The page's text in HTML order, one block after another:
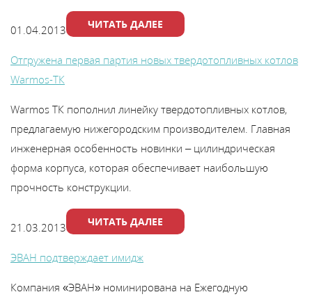
монтажника
Сотрудничество
Информация
В
т
01.04.2013 ЧИТАТЬ ДАЛЕЕ
Отгружена первая партия новых твердотопливных котлов
Warmos-TК
Warmos TК пополнил линейку твердотопливных котлов,
предлагаемую нижегородским производителем. Главная
инженерная особенность новинки – цилиндрическая
форма корпуса, которая обеспечивает наибольшую
прочность конструкции.
21.03.2013 ЧИТАТЬ ДАЛЕЕ
ЭВАН подтверждает имидж
Компания «ЭВАН» номинирована на Ежегодную